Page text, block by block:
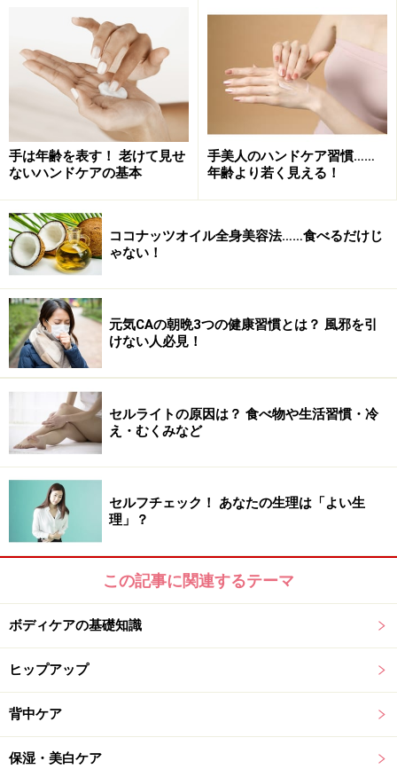
かせない浄化システムと体を守る免疫機能をもつのはも
ちろんのこと、ダイエット＆デトックスといった美容面
においても重要なのです。
※記事内容は執筆時点のものです。最新の内容をご確認くださ
い。
※個人の体質、また、誤った方法による実践に起因して肌荒れや
不調を引き起こす場合があります。実践の際には、必ず自身の体
質及び健康状態を十分に考慮し、正しい方法で行ってください。
また、全ての方への有効性を保証するものではありません。
手は年齢を表す！ 老けて見せ
ないハンドケアの基本
手美人のハンドケア習慣……
年齢より若く見える！
ココナッツオイル全身美容法……食べるだけじ
ゃない！
元気CAの朝晩3つの健康習慣とは？ 風邪を引
けない人必見！
セルライトの原因は？ 食べ物や生活習慣・冷
え・むくみなど
セルフチェック！ あなたの生理は「よい生
理」？
この記事に関連するテーマ
ボディケアの基礎知識
ヒップアップ
背中ケア
保湿・美白ケア